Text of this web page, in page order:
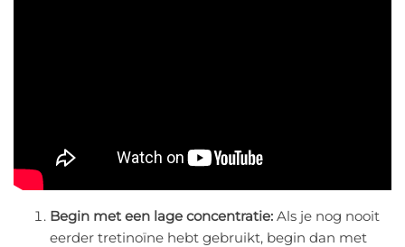
Begin met een lage concentratie: Als je nog nooit
eerder tretinoïne hebt gebruikt, begin dan met